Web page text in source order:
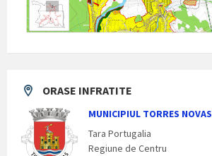
ORASE INFRATITE
MUNICIPIUL TORRES NOVAS
Tara Portugalia
Regiune de Centru